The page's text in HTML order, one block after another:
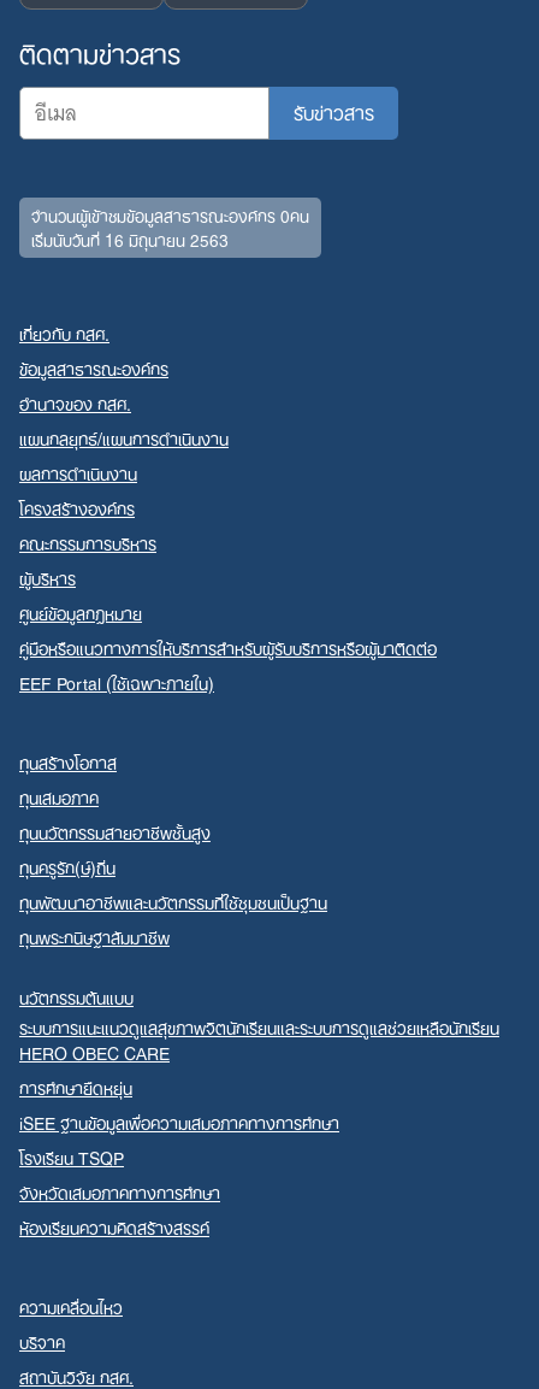
Search
for:
ติดตามข่าวสาร
จำนวนผู้เข้าชมข้อมูลสาธารณะองค์กร 0คน
เริ่มนับวันที่ 16 มิถุนายน 2563
เกี่ยวกับ กสศ.
ข้อมูลสาธารณะองค์กร
อำนาจของ กสศ.
แผนกลยุทธ์/แผนการดำเนินงาน
ผลการดำเนินงาน
โครงสร้างองค์กร
คณะกรรมการบริหาร
ผู้บริหาร
ศูนย์ข้อมูลกฎหมาย
คู่มือหรือแนวทางการให้บริการสำหรับผู้รับบริการหรือผู้มาติดต่อ
EEF Portal (ใช้เฉพาะภายใน)
ทุนสร้างโอกาส
ทุนเสมอภาค
ทุนนวัตกรรมสายอาชีพชั้นสูง
ทุนครูรัก(ษ์)ถิ่น
ทุนพัฒนาอาชีพและนวัตกรรมที่ใช้ชุมชนเป็นฐาน
ทุนพระกนิษฐาสัมมาชีพ
นวัตกรรมต้นแบบ
ระบบการแนะแนวดูแลสุขภาพจิตนักเรียนและระบบการดูแลช่วยเหลือนักเรียน
HERO OBEC CARE
การศึกษายืดหยุ่น
iSEE ฐานข้อมูลเพื่อความเสมอภาคทางการศึกษา
โรงเรียน TSQP
จังหวัดเสมอภาคทางการศึกษา
ห้องเรียนความคิดสร้างสรรค์
ความเคลื่อนไหว
บริจาค
สถาบันวิจัย กสศ.